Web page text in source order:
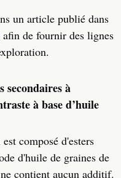
un article publié dans
afin de fournir des lignes
secondaires à
à base d’huile
composé d'esters
d'huile de graines de
contient aucun additif.